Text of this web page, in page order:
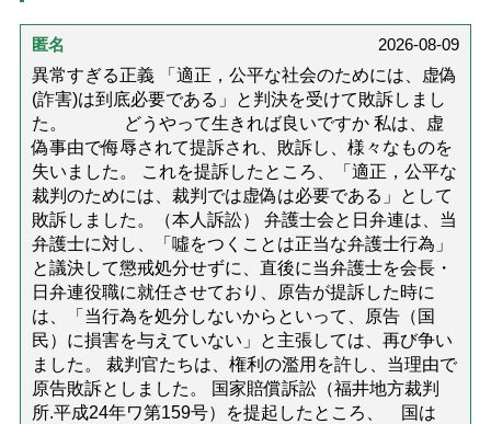
匿名
2026-08-09
異常すぎる正義 「適正，公平な社会のためには、虚偽
(詐害)は到底必要である」と判決を受けて敗訴しまし
た。 どうやって生きれば良いですか 私は、虚
偽事由で侮辱されて提訴され、敗訴し、様々なものを
失いました。 これを提訴したところ、「適正，公平な
裁判のためには、裁判では虚偽は必要である」として
敗訴しました。（本人訴訟） 弁護士会と日弁連は、当
弁護士に対し、「噓をつくことは正当な弁護士行為」
と議決して懲戒処分せずに、直後に当弁護士を会長・
日弁連役職に就任させており、原告が提訴した時に
は、「当行為を処分しないからといって、原告（国
民）に損害を与えていない」と主張しては、再び争い
ました。 裁判官たちは、権利の濫用を許し、当理由で
原告敗訴としました。 国家賠償訴訟（福井地方裁判
所.平成24年ワ第159号）を提起したところ、 国は